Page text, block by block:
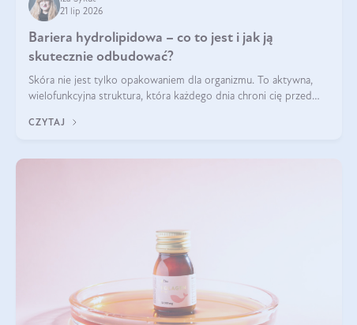
21 lip 2026
Bariera hydrolipidowa – co to jest i jak ją
skutecznie odbudować?
Skóra nie jest tylko opakowaniem dla organizmu. To aktywna,
wielofunkcyjna struktura, która każdego dnia chroni cię przed
środowiskowymi. Jednym z jej kluczowych elementów jest
CZYTAJ